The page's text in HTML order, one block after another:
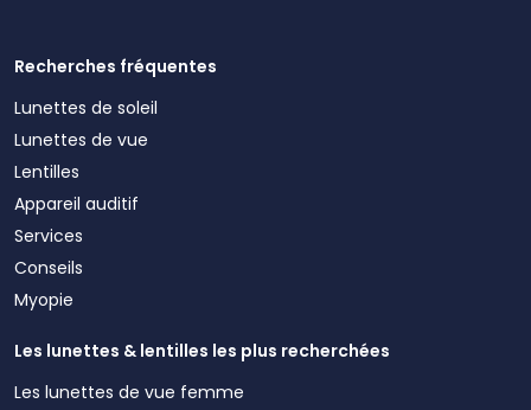
Recherches fréquentes
Lunettes de soleil
Lunettes de vue
Lentilles
Appareil auditif
Services
Conseils
Myopie
Les lunettes & lentilles les plus recherchées
Les lunettes de vue femme